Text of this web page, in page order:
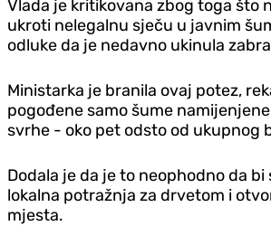
Vlada je kritikovana zbog toga što
ukroti nelegalnu sječu u javnim
odluke da je nedavno ukinula
Ministarka je branila ovaj potez,
pogođene samo šume
svrhe - oko pet odsto od ukupnog
Dodala je da je to neophodno da bi
lokalna potražnja za drvetom i
mjesta.